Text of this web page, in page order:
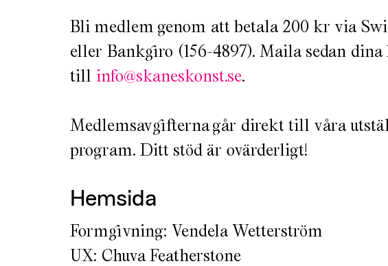
Bli medlem genom att betala 200 kr via
eller Bankgiro (156-4897). Maila sedan
till info@skaneskonst.se.
Medlemsavgifterna går direkt till våra
program. Ditt stöd är ovärderligt!
Hemsida
Formgivning: Vendela Wetterström
UX: Chuva Featherstone